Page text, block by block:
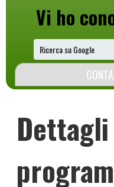
Vi ho